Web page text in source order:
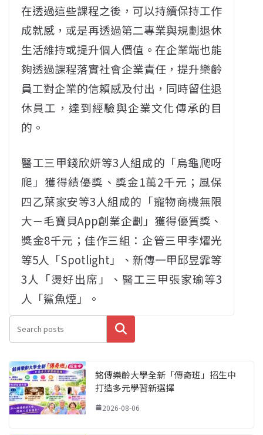
在透過這些課程之後，可以持續保持工作
成就感，或是再透過第二專業與規劃退休
生活維持或提升個人價值。在企業端也能
夠透過課程落實社會企業責任，提升樂齡
員工對企業的信賴感及付出，同時留住退
休員工，達到經驗與企業文化傳承的目
的。
醫工三甲錢欣妍等3人組成的「烏龜爬呀
爬」獲得績優獎、獎金1萬2千元；風保
四乙葉家安等3人組成的「寵物商機無限
大－毛寶貝App創業企劃」獲得優質獎、
獎金8千元；佳作三組：企管三甲李燿光
等5人「Spotlight」、新傳一甲邱昱霏等
3人「燙好出席」、醫工三甲張家瑜等3
人「鯊魚煙」。
搜尋
銘傳樂齡大學全新「傳奇班」招生中
打造多元學習新選擇
2026-08-06